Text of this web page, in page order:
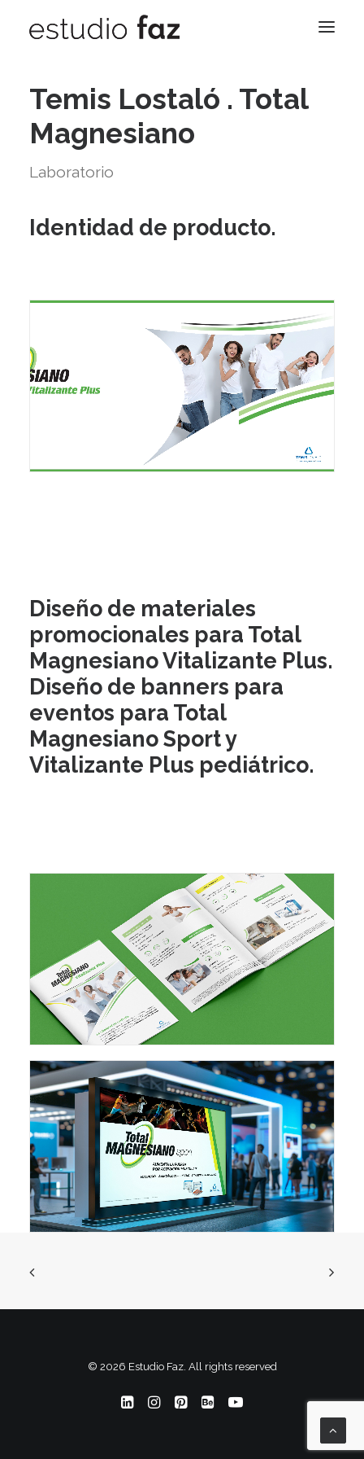
Nosotros
Trabajos
Contacto
Blog
Temis Lostaló . Total
Magnesiano
Laboratorio
Identidad de producto.
Diseño de materiales
promocionales para Total
Magnesiano Vitalizante Plus.
Diseño de banners para
eventos para Total
Magnesiano Sport y
Vitalizante Plus pediátrico.
© 2026 Estudio Faz. All rights reserved